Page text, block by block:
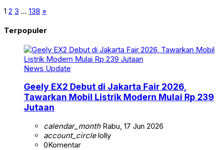
1 2 3 … 138 »
Terpopuler
News Update
Geely EX2 Debut di Jakarta Fair 2026,
Tawarkan Mobil Listrik Modern Mulai Rp 239
Jutaan
calendar_monthRabu, 17 Jun 2026
account_circlelolly
0Komentar